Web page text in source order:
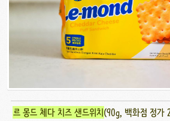
르 몽드 체다 치즈 샌드위치(90g, 백화점 정가